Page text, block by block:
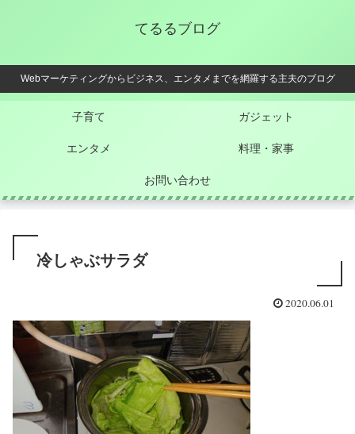
てるるブログ
Webマーケティングからビジネス、エンタメまでを網羅する主夫のブログ
子育て ガジェット
エンタメ 料理・家事
お問い合わせ
冷しゃぶサラダ
2020.06.01